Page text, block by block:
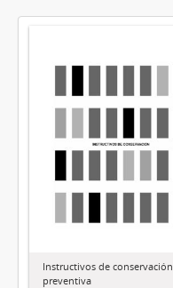
Instructivos de conservación
preventiva